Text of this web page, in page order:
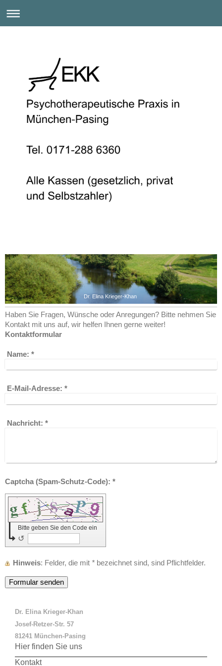
Dr. Elina Krieger-Khan
Haben Sie Fragen, Wünsche oder Anregungen? Bitte nehmen Sie
Kontakt mit uns auf, wir helfen Ihnen gerne weiter!
Kontaktformular
Name: *
E-Mail-Adresse: *
Nachricht: *
Captcha (Spam-Schutz-Code): *
Bitte geben Sie den Code ein
↺
Hinweis : Felder, die mit * bezeichnet sind, sind Pflichtfelder.
Dr. Elina Krieger-Khan
Josef-Retzer-Str. 57
81241 München-Pasing
Hier finden Sie uns
Kontakt